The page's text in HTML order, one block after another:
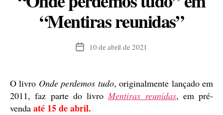
“Mentiras reunidas”
Data10 de abril de 2021
O livro Onde perdemos tudo, originalmente lançado em
2011, faz parte do livroMentiras reunidas, em pré-
venda até 15 de abril.